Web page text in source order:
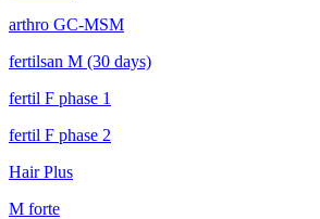
arthro GC-MSM
fertilsan M (30 days)
fertil F phase 1
fertil F phase 2
Hair Plus
M forte